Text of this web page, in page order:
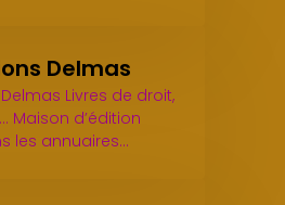
Delmas
Livres de droit,
Maison d’édition
les annuaires…